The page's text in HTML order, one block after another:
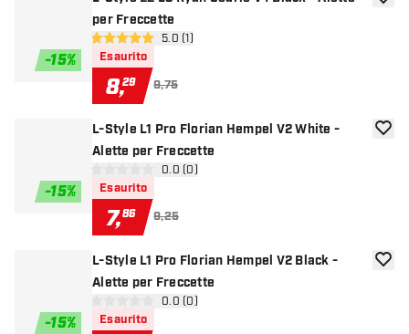
-15%
per Freccette
apri pannello recensioni
5 stelle di valutazione
5.0 (1)
Esaurito
8,29 9,75
-15%
L-Style L1 Pro Florian Hempel V2 White -
Alette per Freccette
apri pannello recensioni
0 stelle di valutazione
0.0 (0)
Esaurito
7,86 9,25
-15%
L-Style L1 Pro Florian Hempel V2 Black -
Alette per Freccette
apri pannello recensioni
0 stelle di valutazione
0.0 (0)
Esaurito